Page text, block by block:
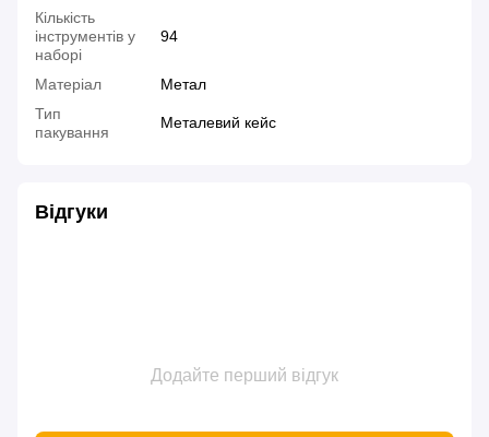
Кількість
інструментів у
наборі
94
Матеріал
Метал
Тип
пакування
Металевий кейс
Відгуки
Додайте перший відгук